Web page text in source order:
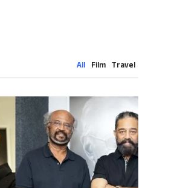
All Film Travel